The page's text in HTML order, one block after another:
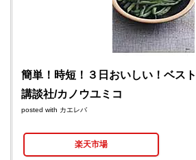
簡単！時短！３日おいしい！ベス
講談社/カノウユミコ
posted with カエレバ
楽天市場